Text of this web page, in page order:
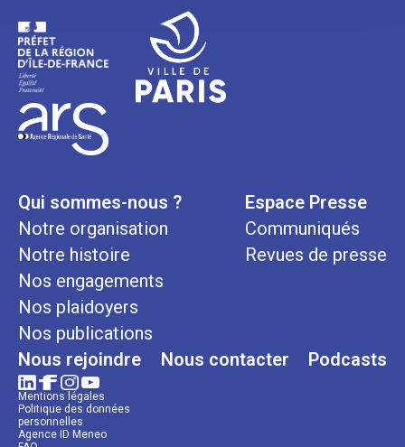
Qui sommes-nous ?
Notre organisation
Notre histoire
Nos engagements
Nos plaidoyers
Nos publications
Espace Presse
Communiqués
Revues de presse
Nous rejoindre Nous contacter Podcasts
Mentions légales
Politique des données
personnelles
Agence ID Meneo